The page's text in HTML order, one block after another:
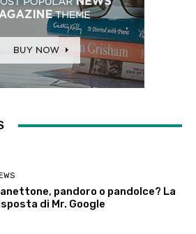
pandoro o pandolce? La
di Mr. Google